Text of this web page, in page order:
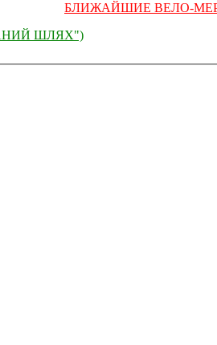
БЛИЖАЙШИЕ ВЕЛО-
ШЛЯХ")